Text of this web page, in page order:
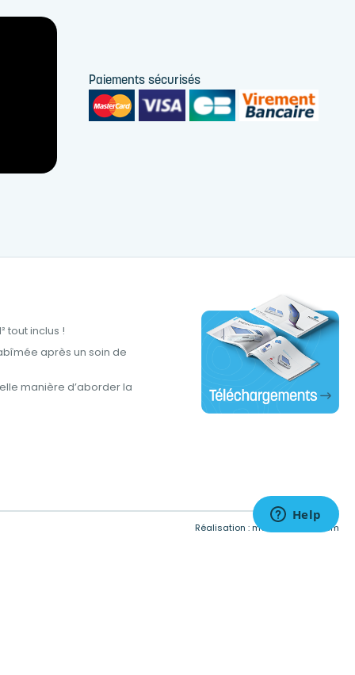
Paiements sécurisés
tout inclus !
après un soin de
manière d’aborder la
Réalisation : meta-creation.com
Personnalisez vos préférences pour contrôler la manière